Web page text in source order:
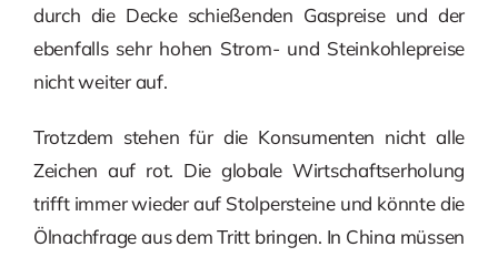
durch die Decke schießenden Gaspreise und der
ebenfalls sehr hohen Strom- und Steinkohlepreise
nicht weiter auf.
Trotzdem stehen für die Konsumenten nicht alle
Zeichen auf rot. Die globale Wirtschaftserholung
trifft immer wieder auf Stolpersteine und könnte die
Ölnachfrage aus dem Tritt bringen. In China müssen